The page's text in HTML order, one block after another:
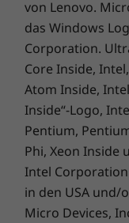
von Lenovo.
das Windows
Corporation.
Core Inside,
Atom Inside,
Inside“-Logo,
Pentium,
Phi, Xeon Inside
Intel
in den USA und/
Micro Devices,